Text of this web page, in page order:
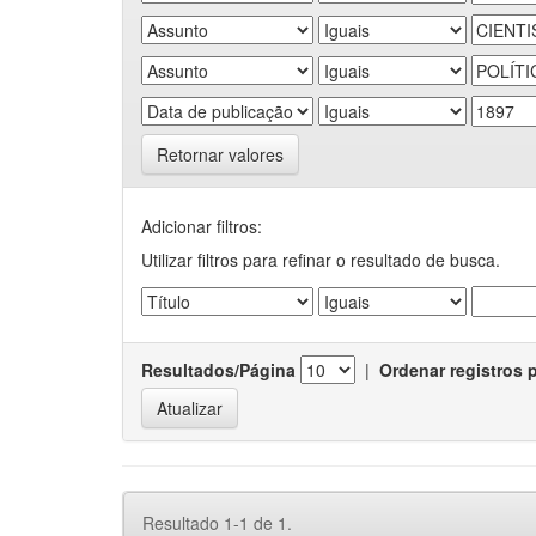
Retornar valores
Adicionar filtros:
Utilizar filtros para refinar o resultado de busca.
Resultados/Página | Ordenar registros
Resultado 1-1 de 1.